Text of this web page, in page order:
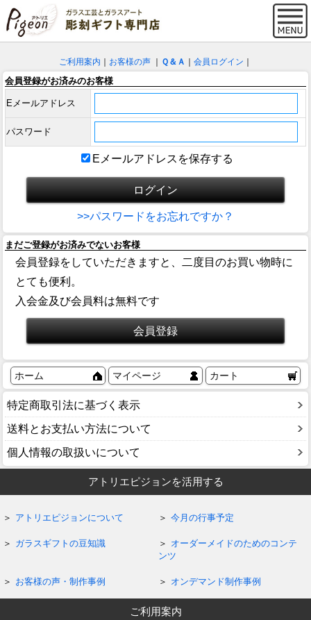
ご利用案内 お客様の声 Ｑ＆Ａ 会員ログイン
会員登録がお済みのお客様
Eメールアドレス
パスワード
Eメールアドレスを保存する
>>パスワードをお忘れですか？
まだご登録がお済みでないお客様
会員登録をしていただきますと、二度目のお買い物時に
とても便利。
入会金及び会員料は無料です
ホーム マイページ カート
特定商取引法に基づく表示
送料とお支払い方法について
個人情報の取扱いについて
アトリエピジョンを活用する
アトリエピジョンについて 今月の行事予定
ガラスギフトの豆知識
オーダーメイドのためのコンテ
ンツ
お客様の声・制作事例 オンデマンド制作事例
ご利用案内